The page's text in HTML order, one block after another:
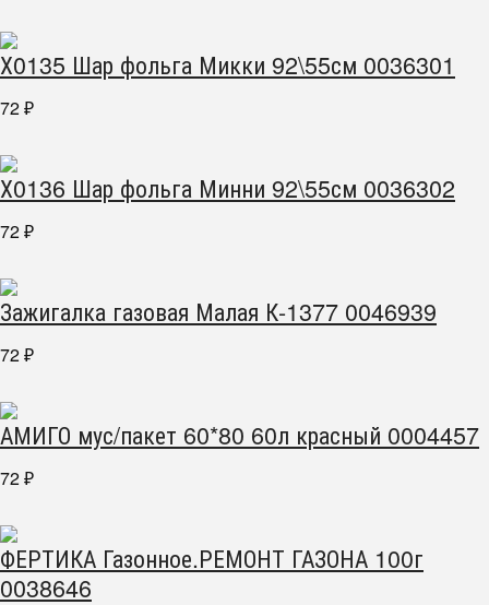
Х0135 Шар фольга Микки 92\55см 0036301
72 ₽
Х0136 Шар фольга Минни 92\55см 0036302
72 ₽
Зажигалка газовая Малая К-1377 0046939
72 ₽
АМИГО мус/пакет 60*80 60л красный 0004457
72 ₽
ФЕРТИКА Газонное.РЕМОНТ ГАЗОНА 100г
0038646